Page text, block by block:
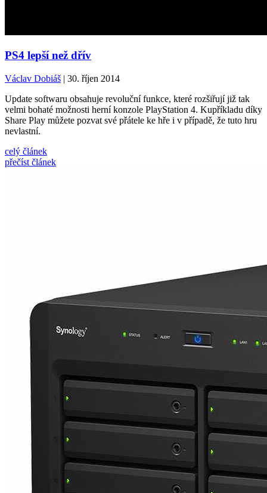
PS4 lepší než dřív
Václav Dobiáš | 30. říjen 2014
Update softwaru obsahuje revoluční funkce, které rozšiřují již tak
velmi bohaté možnosti herní konzole PlayStation 4. Kupříkladu díky
Share Play můžete pozvat své přátele ke hře i v případě, že tuto hru
nevlastní.
celý článek
přečíst článek